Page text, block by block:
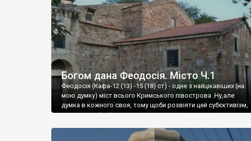
Богом дана Феодосія. Місто Ч.1
Феодосія (Кафа-12 (13) -15 (18) ст) - одне з найцікавіших (на
мою думку) міст всього Кримського півострова .Ну,але
думка в кожного своя, тому щоби розвіяти цей субєктивізм,
запрошую відвідати це